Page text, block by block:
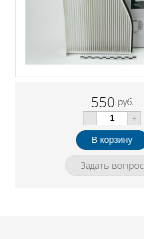
550 руб.
-
+
Задать вопрос